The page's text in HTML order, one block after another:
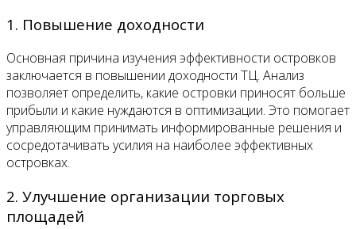
1. Повышение доходности
Основная причина изучения эффективности островков
заключается в повышении доходности ТЦ. Анализ
позволяет определить, какие островки приносят больше
прибыли и какие нуждаются в оптимизации. Это помогает
управляющим принимать информированные решения и
сосредотачивать усилия на наиболее эффективных
островках.
2. Улучшение организации торговых
площадей